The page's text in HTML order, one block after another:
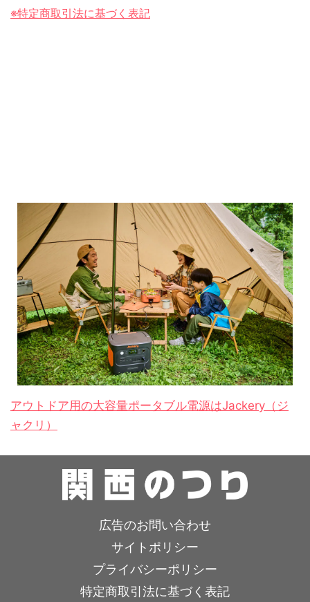
※特定商取引法に基づく表記
アウトドア用の大容量ポータブル電源はJackery（ジ
ャクリ）
広告のお問い合わせ
サイトポリシー
プライバシーポリシー
特定商取引法に基づく表記